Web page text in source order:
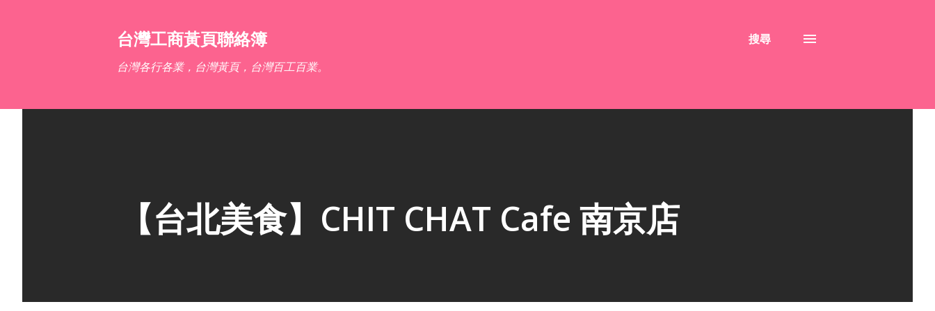
台灣工商黃頁聯絡簿
台灣各行各業，台灣黃頁，台灣百工百業。
搜尋
【台北美食】CHIT CHAT Cafe 南京店